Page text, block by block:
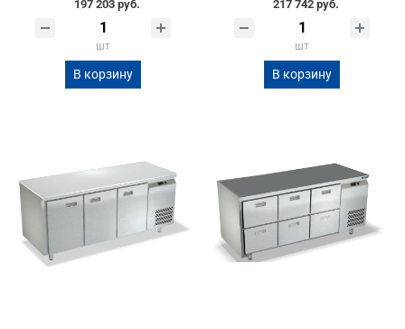
197 203 руб.
шт
В корзину
217 742 руб.
шт
В корзину